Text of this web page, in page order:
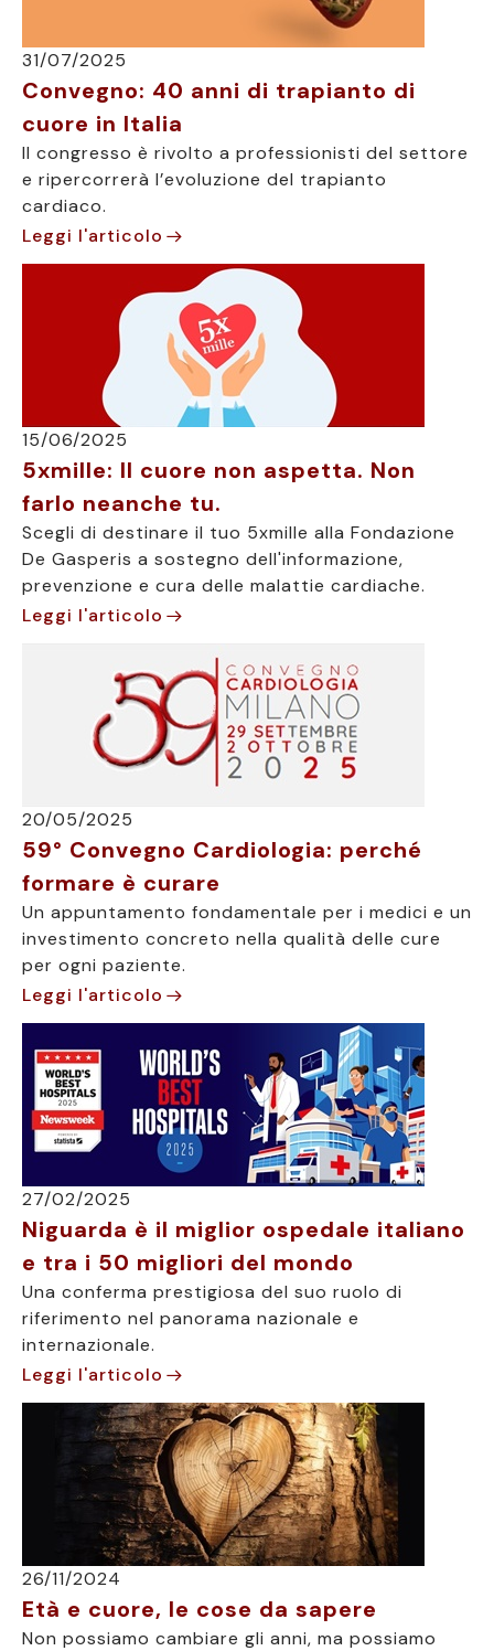
31/07/2025
Convegno: 40 anni di trapianto di
cuore in Italia
Il congresso è rivolto a professionisti del settore
e ripercorrerà l’evoluzione del trapianto
cardiaco.
Leggi l'articolo
15/06/2025
5xmille: Il cuore non aspetta. Non
farlo neanche tu.
Scegli di destinare il tuo 5xmille alla Fondazione
De Gasperis a sostegno dell'informazione,
prevenzione e cura delle malattie cardiache.
Leggi l'articolo
20/05/2025
59° Convegno Cardiologia: perché
formare è curare
Un appuntamento fondamentale per i medici e un
investimento concreto nella qualità delle cure
per ogni paziente.
Leggi l'articolo
27/02/2025
Niguarda è il miglior ospedale italiano
e tra i 50 migliori del mondo
Una conferma prestigiosa del suo ruolo di
riferimento nel panorama nazionale e
internazionale.
Leggi l'articolo
26/11/2024
Età e cuore, le cose da sapere
Non possiamo cambiare gli anni, ma possiamo